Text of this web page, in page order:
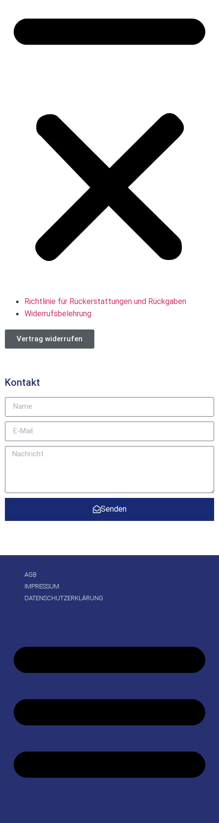
Richtlinie für Rückerstattungen und Rückgaben
Widerrufsbelehrung
Vertrag widerrufen
Kontakt
Senden
AGB
IMPRESSUM
DATENSCHUTZERKLÄRUNG